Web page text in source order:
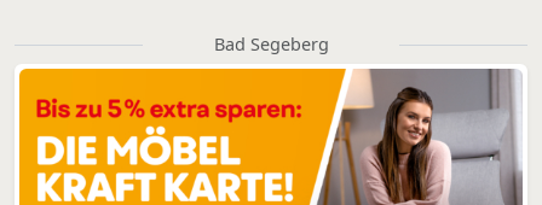
Bad Segeberg